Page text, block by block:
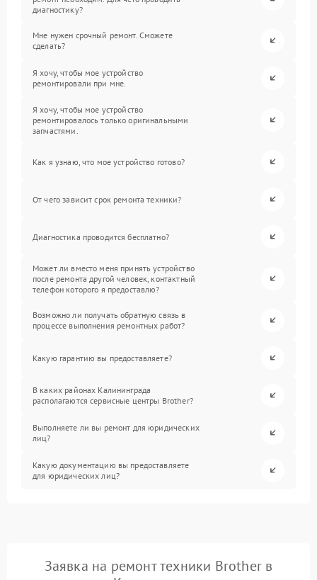
диагностику?
Мне нужен срочный ремонт. Сможете
сделать?
Я хочу, чтобы мое устройство
ремонтировали при мне.
Я хочу, чтобы мое устройство
ремонтировалось только оригинальными
запчастями.
Как я узнаю, что мое устройство готово?
От чего зависит срок ремонта техники?
Диагностика проводится бесплатно?
Может ли вместо меня принять устройство
после ремонта другой человек, контактный
телефон которого я предоставлю?
Возможно ли получать обратную связь в
процессе выполнения ремонтных работ?
Какую гарантию вы предоставляете?
В каких районах Калининграда
располагаются сервисные центры Brother?
Выполняете ли вы ремонт для юридических
лиц?
Какую документацию вы предоставляете
для юридических лиц?
Заявка на ремонт техники Brother в